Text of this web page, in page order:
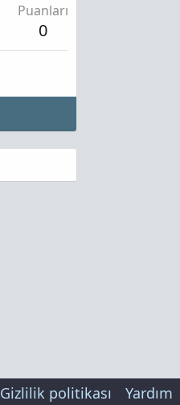
Puanları
0
Gizlilik politikası Yardım